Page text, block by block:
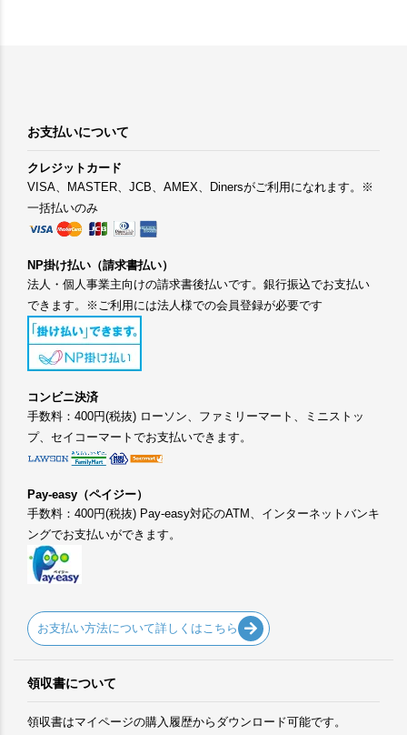
お支払いについて
クレジットカード
VISA、MASTER、JCB、AMEX、Dinersがご利用になれます。※
一括払いのみ
NP掛け払い（請求書払い）
法人・個人事業主向けの請求書後払いです。銀行振込でお支払い
できます。※ご利用には法人様での会員登録が必要です
コンビニ決済
手数料：400円(税抜) ローソン、ファミリーマート、ミニストッ
プ、セイコーマートでお支払いできます。
Pay-easy（ペイジー）
手数料：400円(税抜) Pay-easy対応のATM、インターネットバンキ
ングでお支払いができます。
お支払い方法について詳しくはこちら
領収書について
領収書はマイページの購入履歴からダウンロード可能です。